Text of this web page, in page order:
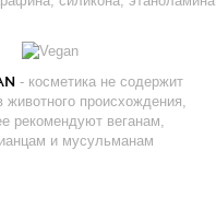
- косметика не содержит
животного происхождения,
рекомендуют веганам,
и мусульманам